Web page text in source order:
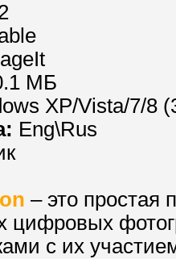
МБ
XP/Vista/7/8
Eng\Rus
– это простая
цифровых
с их